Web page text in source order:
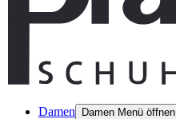
Damen Damen Menü öffnen